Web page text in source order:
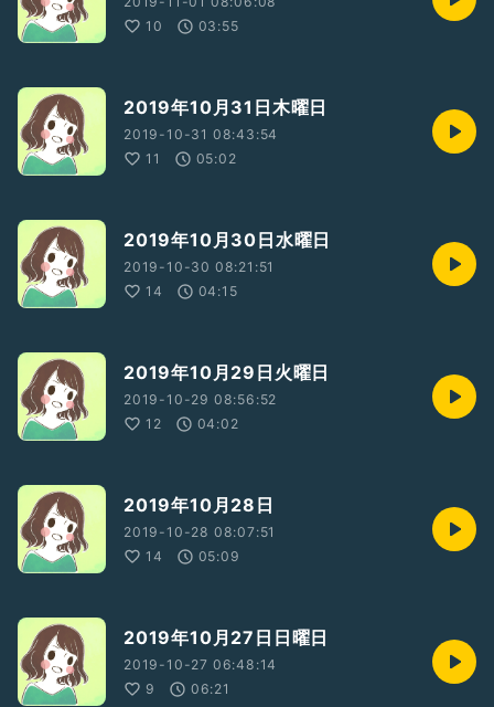
10
03:55
2019年10月31日木曜日
2019-10-31 08:43:54
11
05:02
2019年10月30日水曜日
2019-10-30 08:21:51
14
04:15
2019年10月29日火曜日
2019-10-29 08:56:52
12
04:02
2019年10月28日
2019-10-28 08:07:51
14
05:09
2019年10月27日日曜日
2019-10-27 06:48:14
9
06:21